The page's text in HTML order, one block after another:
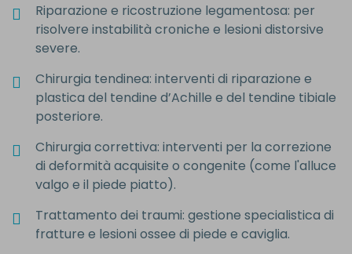
Riparazione e ricostruzione legamentosa: per
risolvere instabilità croniche e lesioni distorsive
severe.
Chirurgia tendinea: interventi di riparazione e
plastica del tendine d’Achille e del tendine tibiale
posteriore.
Chirurgia correttiva: interventi per la correzione
di deformità acquisite o congenite (come l'alluce
valgo e il piede piatto).
Trattamento dei traumi: gestione specialistica di
fratture e lesioni ossee di piede e caviglia.